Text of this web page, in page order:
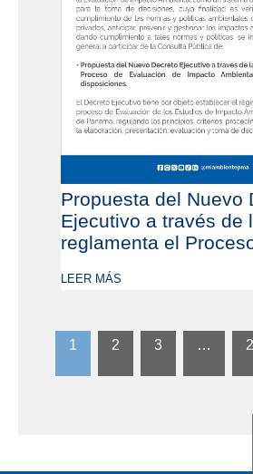
Propuesta del Nuevo
Ejecutivo a través de
reglamenta el
LEER MÁS
1 2 3 …